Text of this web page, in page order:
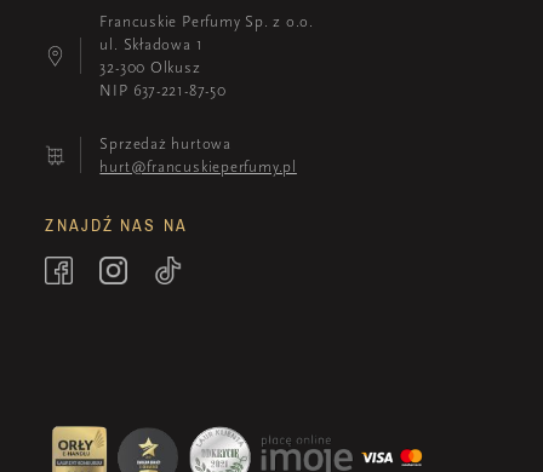
Francuskie Perfumy Sp. z o.o.
ul. Składowa 1
32-300 Olkusz
NIP 637-221-87-50
Sprzedaż hurtowa
hurt@francuskieperfumy.pl
ZNAJDŹ NAS NA